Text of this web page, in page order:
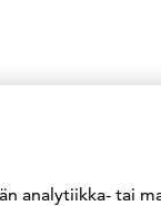
analytiikka- tai